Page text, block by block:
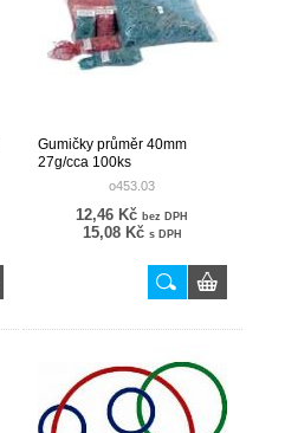
Gumičky průměr 40mm
27g/cca 100ks
o453.03
12,46 Kč bez DPH
15,08 Kč s DPH